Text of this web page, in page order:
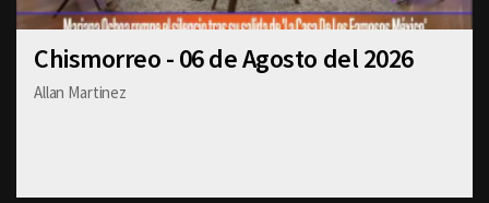
Chismorreo - 06 de Agosto del 2026
Allan Martinez